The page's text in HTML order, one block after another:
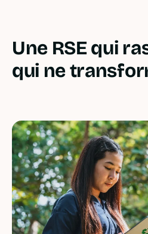
Une RSE qui
qui ne